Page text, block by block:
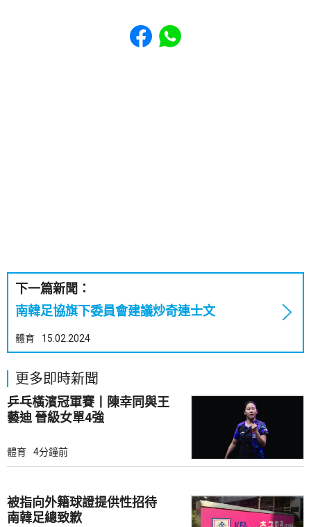
Share to Facebook
Share to WhatsApp
下一篇新聞：
南韓足協旗下委員會建議炒奇連士文
體育 15.02.2024
更多即時新聞
乒乓橫濱冠軍賽丨陳幸同與王
藝迪 晉級女單4強
體育 4分鐘前
被指向外籍球證提供性招待
南韓足總致歉